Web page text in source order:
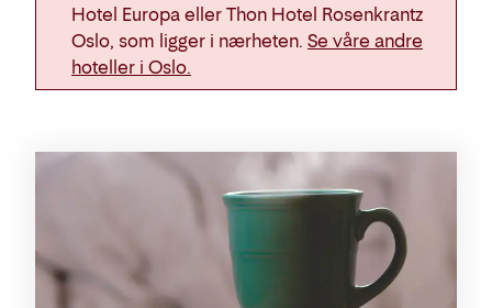
Hotel Europa eller Thon Hotel Rosenkrantz
Oslo, som ligger i nærheten. Se våre andre
hoteller i Oslo.